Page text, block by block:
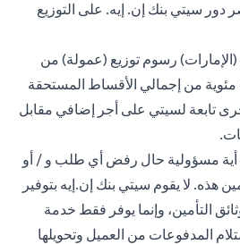
دور سيتي بنك إن. إيه. على التوزيع
رسوم توزيع (عمولة) من
مئوية من إجمالي الأقساط المستحقة
تابعة لسيتي على أجر إضافي مقابل
أية مسؤولية حال رفض أي طلب و / أو
هذه. لا يقوم سيتي بنك إن.إيه بتوفير
التأمين، وإنما يوفر فقط خدمة
المدفوعات من العميل وتحويلها